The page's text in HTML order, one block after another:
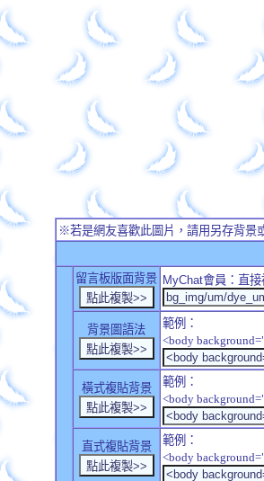
※若是網友喜歡此圖片，請用另存背景
留言板版面背景 MyChat會員：直接
背景圖語法
範例：
<body
橫式複貼背景
範例：
<body
直式複貼背景
範例：
<body